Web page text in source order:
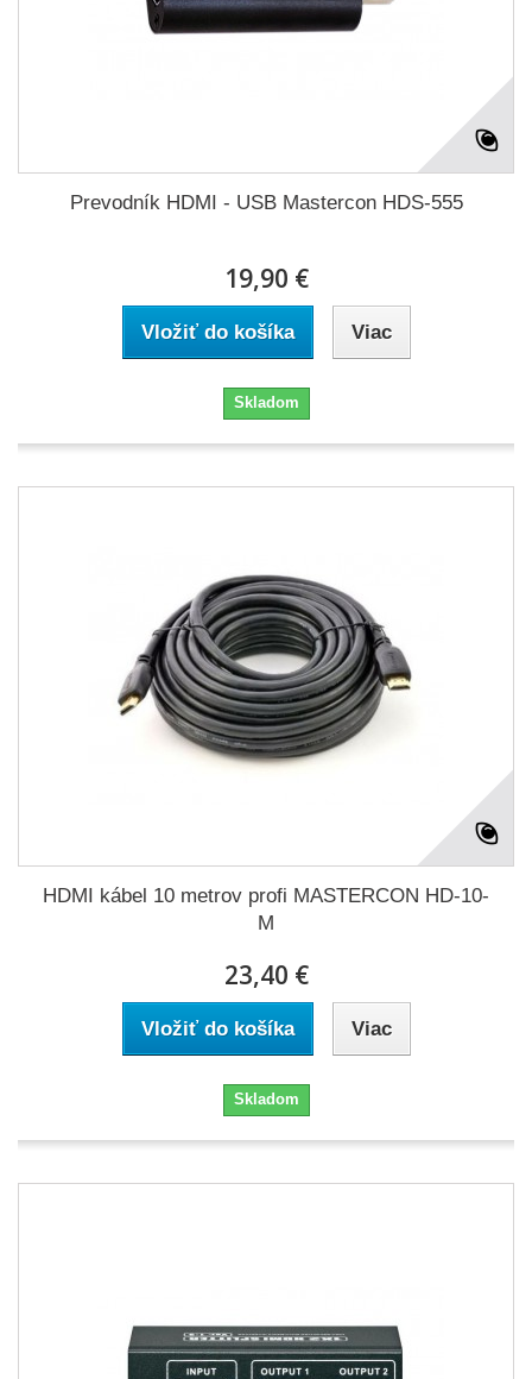
Prevodník HDMI - USB Mastercon HDS-555
19,90 €
Vložiť do košíka Viac
Skladom
HDMI kábel 10 metrov profi MASTERCON HD-10-
M
23,40 €
Vložiť do košíka Viac
Skladom